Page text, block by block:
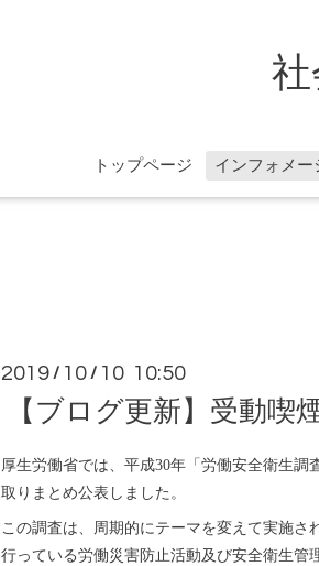
トップページ インフォメー
2019 / 10 / 10 10:50
【ブログ更新】受動喫
厚生労働省では、平成30年「労働安全衛生調
取りまとめ公表しました。
この調査は、周期的にテーマを変えて実施さ
行っている労働災害防止活動及び安全衛生管